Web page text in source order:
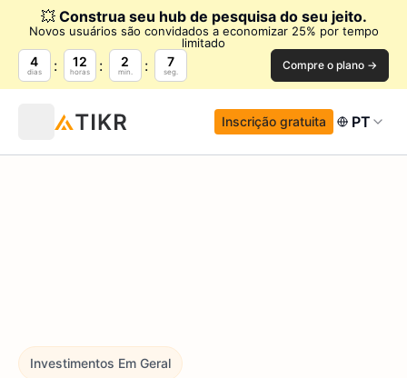
💥 Construa seu hub de pesquisa do seu jeito.
Novos usuários são convidados a economizar 25% por tempo
limitado
4
dias
12
horas
2
min.
7
seg. Compre o plano →
Inscrição gratuita PT
Investimentos Em Geral